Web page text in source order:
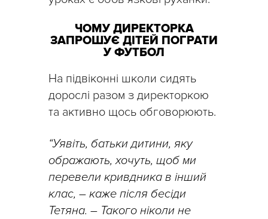
ЧОМУ ДИРЕКТОРКА
ЗАПРОШУЄ ДІТЕЙ ПОГРАТИ
У ФУТБОЛ
На підвіконні школи сидять
дорослі разом з директоркою
та активно щось обговорюють.
“Уявіть, батьки дитини, яку
ображають, хочуть, щоб ми
перевели кривдника в інший
клас, – каже після бесіди
Тетяна. – Такого ніколи не